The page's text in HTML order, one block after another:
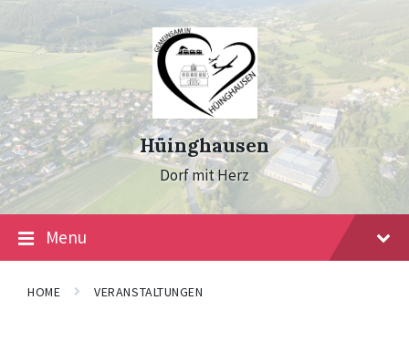
Skip
content
Skip
main
navigation
Skip
footer
Hüinghausen
Dorf mit Herz
Menu
HOME VERANSTALTUNGEN